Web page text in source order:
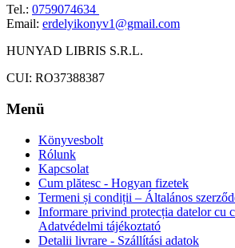
Tel.: 0759074634
Email: erdelyikonyv1@gmail.com
HUNYAD LIBRIS S.R.L.
CUI: RO37388387
Menü
Könyvesbolt
Rólunk
Kapcsolat
Cum plătesc - Hogyan fizetek
Termeni și condiții – Általános
Informare privind protecția datelor cu
Adatvédelmi tájékoztató
Detalii livrare - Szállítási adatok